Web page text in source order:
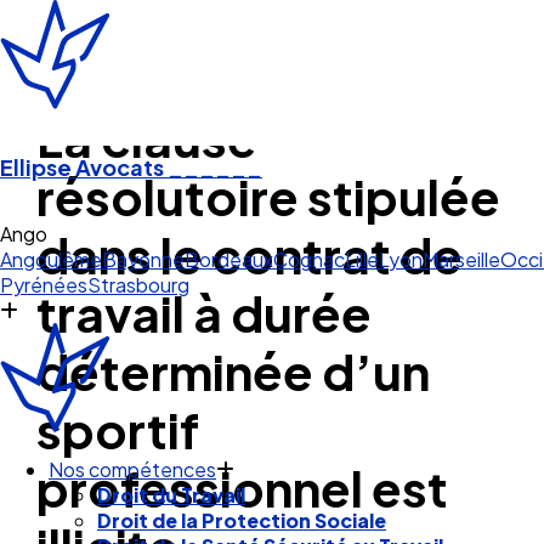
Ellipse Avocats______
Angoulême
AngoulêmeBayonneBordeauxCognacLilleLyonMarseille
PyrénéesStrasbourg
Nos compétences
Droit du Travail
Droit de la Protection Sociale
La clause
résolutoire stipulée
dans le contrat de
travail à durée
déterminée d’un
sportif
professionnel est